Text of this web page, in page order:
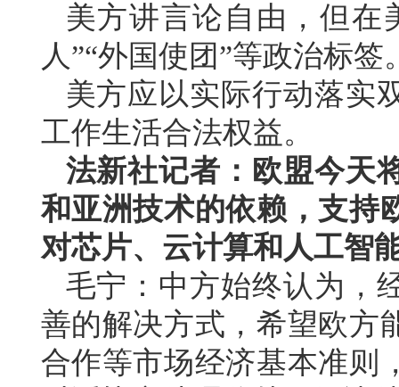
美方讲言论自由，但在
人”“外国使团”等政治标
美方应以实际行动落实
工作生活合法权益。
法新社记者：欧盟今天
和亚洲技术的依赖，支持
对芯片、云计算和人工智
毛宁：中方始终认为，
善的解决方式，希望欧方
合作等市场经济基本准则